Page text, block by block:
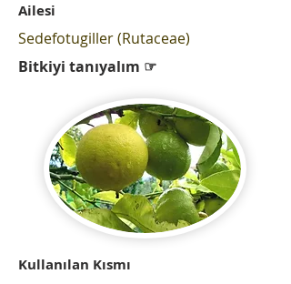
Ailesi
Sedefotugiller (Rutaceae)
Bitkiyi tanıyalım ☞
Kullanılan Kısmı